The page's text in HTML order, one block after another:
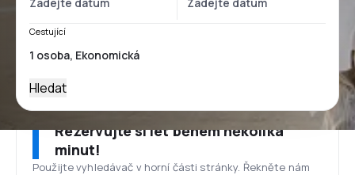
Cestující
Hledat
Rezervujte si let během několika
minut!
Použijte vyhledávač v horní části stránky. Řekněte nám